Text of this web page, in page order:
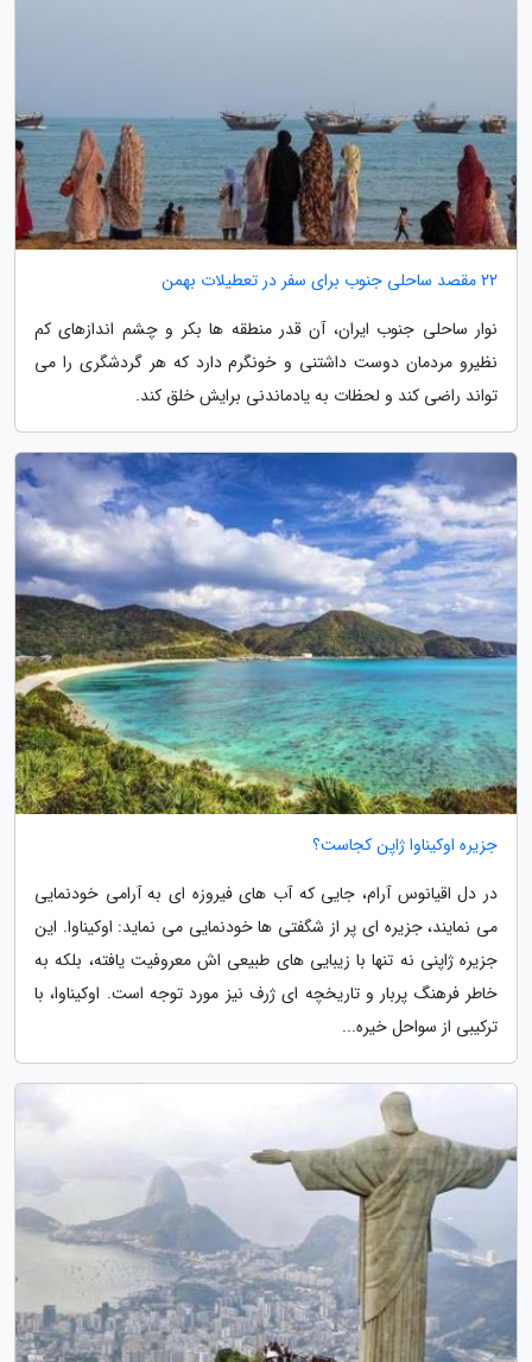
22 مقصد ساحلی جنوب برای سفر در تعطیلات بهمن
نوار ساحلی جنوب ایران، آن قدر منطقه ها بکر و چشم اندازهای کم
نظیرو مردمان دوست داشتنی و خونگرم دارد که هر گردشگری را می
تواند راضی کند و لحظات به یادماندنی برایش خلق کند.
جزیره اوکیناوا ژاپن کجاست؟
در دل اقیانوس آرام، جایی که آب های فیروزه ای به آرامی خودنمایی
می نمایند، جزیره ای پر از شگفتی ها خودنمایی می نماید: اوکیناوا. این
جزیره ژاپنی نه تنها با زیبایی های طبیعی اش معروفیت یافته، بلکه به
خاطر فرهنگ پربار و تاریخچه ای ژرف نیز مورد توجه است. اوکیناوا، با
ترکیبی از سواحل خیره...